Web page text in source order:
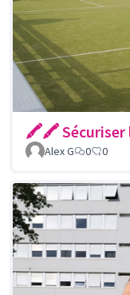
🖍🖍 Sécuriser
Alex G 0 0